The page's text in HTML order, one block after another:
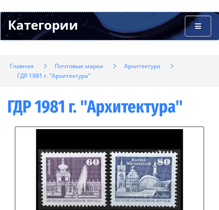
Категории
Главная Почтовые марки
Архитектура
ГДР 1981 г. "Архитектура"
ГДР 1981 г. "Архитектура"